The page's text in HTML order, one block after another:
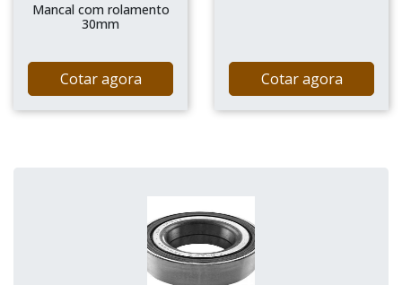
Mancal com rolamento
30mm
Cotar agora Cotar agora